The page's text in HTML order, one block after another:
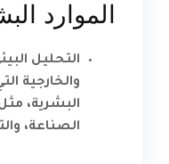
الموارد
التحليل
والخارجية
البشرية،
الصناعة،